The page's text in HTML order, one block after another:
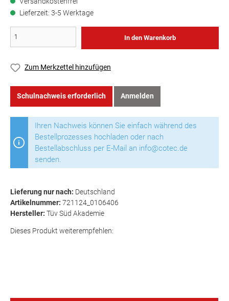
Lieferzeit: 3-5 Werktage
In den Warenkorb
Zum Merkzettel hinzufügen
Schulnachweis erforderlich Anmelden
Ihren Nachweis können Sie einfach während des
Bestellprozesses hochladen oder nach
Bestellabschluss per E-Mail an info@cotec.de
senden.
Lieferung nur nach: Deutschland
Artikelnummer: 721124_0106406
Hersteller: Tüv Süd Akademie
Dieses Produkt weiterempfehlen: